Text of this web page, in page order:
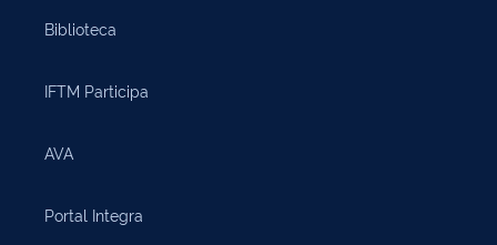
Biblioteca
IFTM Participa
AVA
Portal Integra